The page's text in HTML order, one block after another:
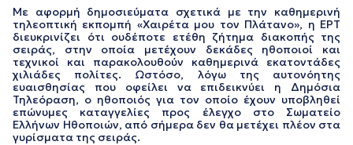
Με αφορμή δημοσιεύματα σχετικά με την καθημερινή
τηλεοπτική εκπομπή «Χαιρέτα μου τον Πλάτανο», η ΕΡΤ
διευκρινίζει ότι ουδέποτε ετέθη ζήτημα διακοπής της
σειράς, στην οποία μετέχουν δεκάδες ηθοποιοί και
τεχνικοί και παρακολουθούν καθημερινά εκατοντάδες
χιλιάδες πολίτες. Ωστόσο, λόγω της αυτονόητης
ευαισθησίας που οφείλει να επιδεικνύει η Δημόσια
Τηλεόραση, ο ηθοποιός για τον οποίο έχουν υποβληθεί
επώνυμες καταγγελίες προς έλεγχο στο Σωματείο
Ελλήνων Ηθοποιών, από σήμερα δεν θα μετέχει πλέον στα
γυρίσματα της σειράς.